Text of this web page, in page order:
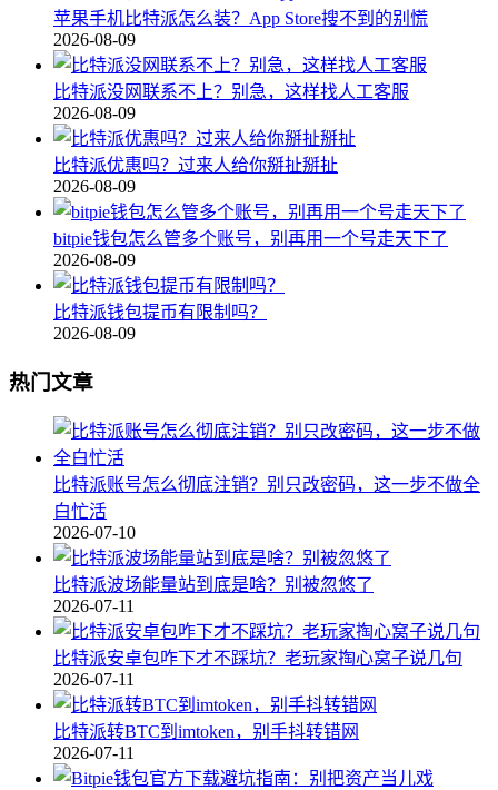
苹果手机比特派怎么装？App Store搜不到的别慌
2026-08-09
比特派没网联系不上？别急，这样找人工客服
2026-08-09
比特派优惠吗？过来人给你掰扯掰扯
2026-08-09
bitpie钱包怎么管多个账号，别再用一个号走天下了
2026-08-09
比特派钱包提币有限制吗？
2026-08-09
热门文章
比特派账号怎么彻底注销？别只改密码，这一步不做全
白忙活
2026-07-10
比特派波场能量站到底是啥？别被忽悠了
2026-07-11
比特派安卓包咋下才不踩坑？老玩家掏心窝子说几句
2026-07-11
比特派转BTC到imtoken，别手抖转错网
2026-07-11